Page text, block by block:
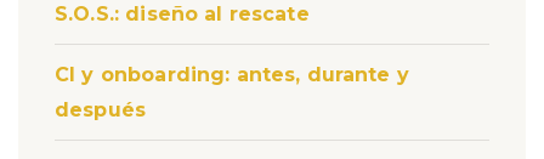
S.O.S.: diseño al rescate
CI y onboarding: antes, durante y
después